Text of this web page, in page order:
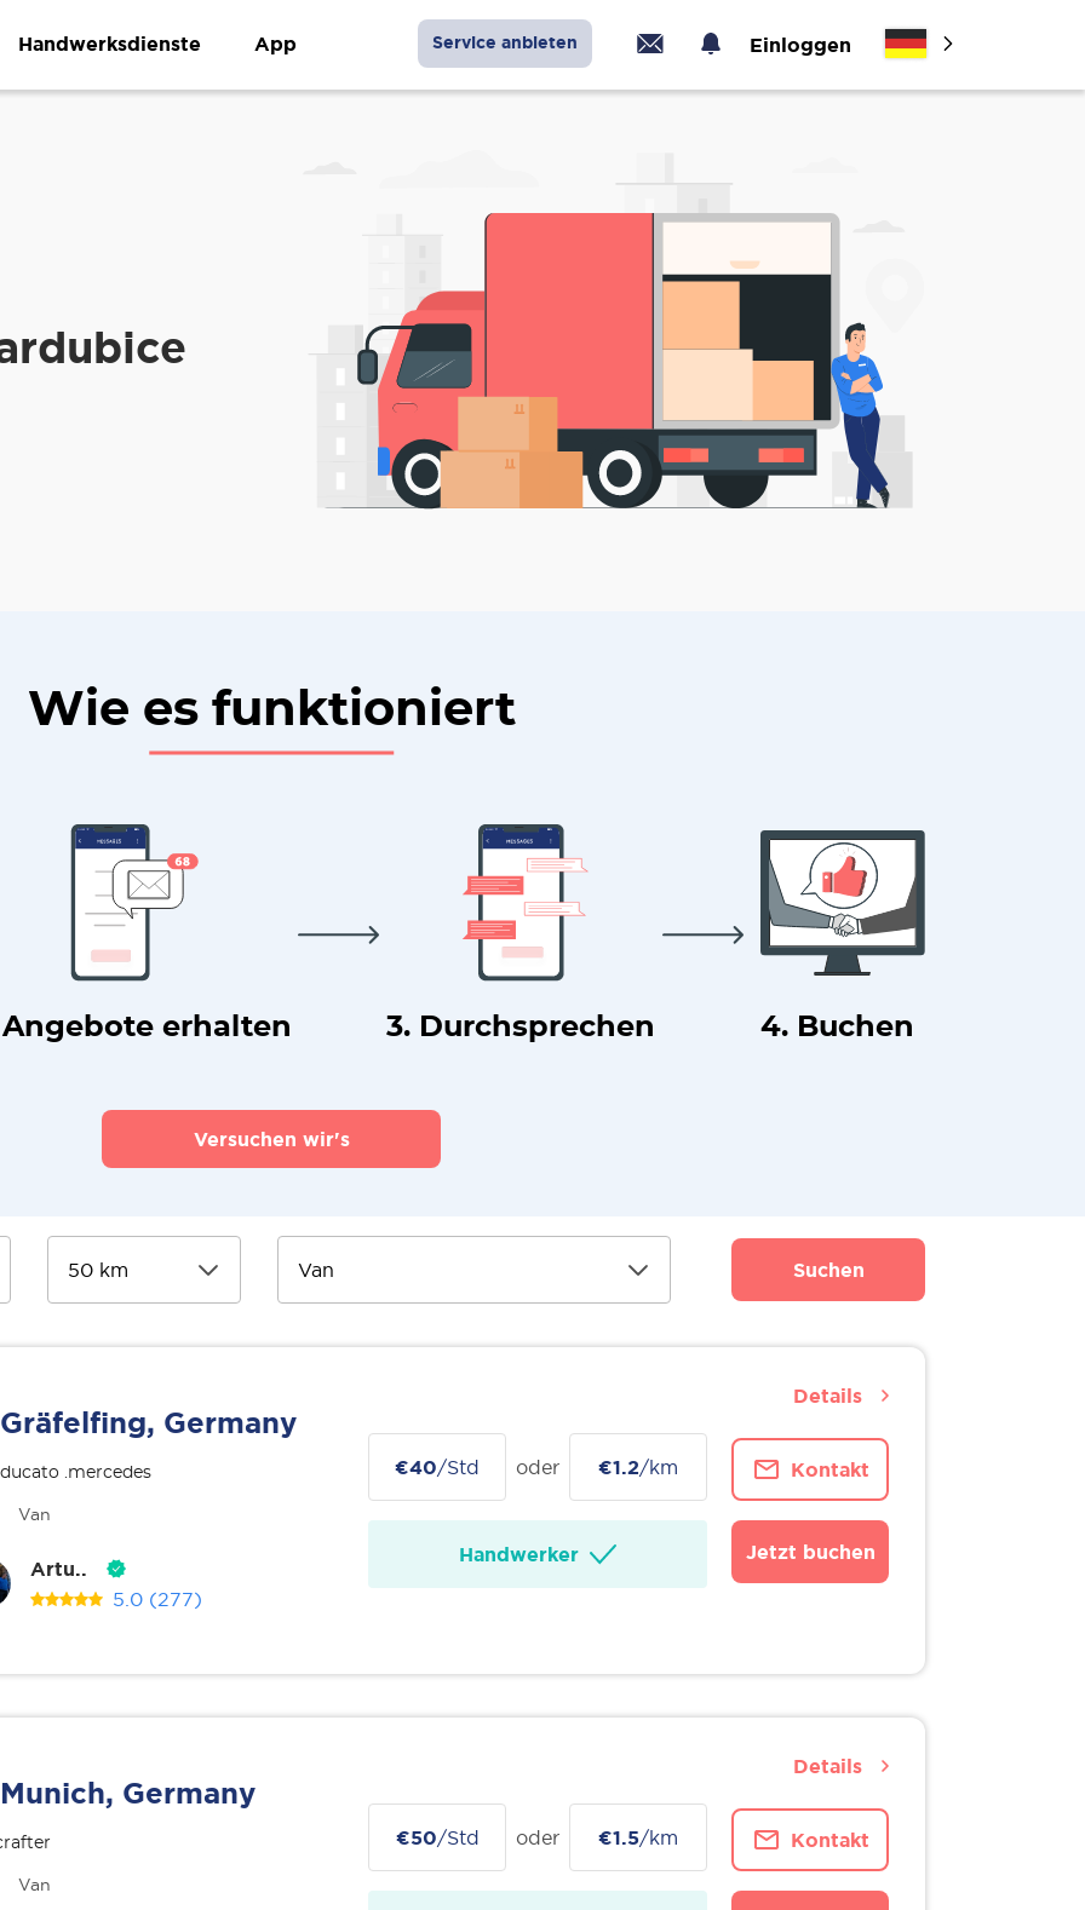
Handwerksdienste App Service anbieten Einloggen
Wie es funktioniert
Angebote erhalten 3. Durchsprechen 4. Buchen
Versuchen wir's
Suchen
Gräfelfing, Germany
.mercedes
Van
Artu..
5.0 (277)
€40/Std oder €1.2/km
Handwerker
Kontakt
Jetzt buchen
Details
Munich, Germany
Van
€50/Std oder €1.5/km Kontakt
Details